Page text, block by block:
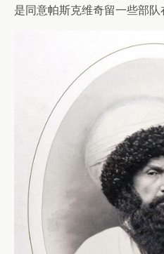
是同意帕斯克维奇留一些部队